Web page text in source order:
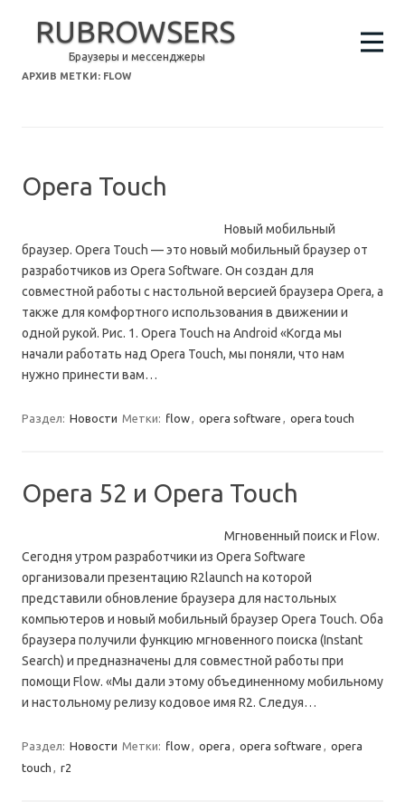
RUBROWSERS
Браузеры и мессенджеры
АРХИВ МЕТКИ: FLOW
Opera Touch
Новый мобильный
браузер. Opera Touch — это новый мобильный браузер от
разработчиков из Opera Software. Он создан для
совместной работы с настольной версией браузера Opera, а
также для комфортного использования в движении и
одной рукой. Рис. 1. Opera Touch на Android «Когда мы
начали работать над Opera Touch, мы поняли, что нам
нужно принести вам…
Раздел: Новости Метки: flow, opera software , opera touch
Opera 52 и Opera Touch
Мгновенный поиск и Flow.
Сегодня утром разработчики из Opera Software
организовали презентацию R2launch на которой
представили обновление браузера для настольных
компьютеров и новый мобильный браузер Opera Touch. Оба
браузера получили функцию мгновенного поиска (Instant
Search) и предназначены для совместной работы при
помощи Flow. «Мы дали этому объединенному мобильному
и настольному релизу кодовое имя R2. Следуя…
Раздел: Новости Метки: flow, opera , opera software , opera
touch , r2